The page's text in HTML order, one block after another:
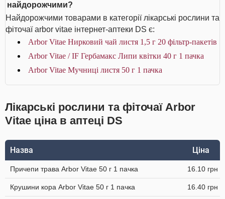
найдорожчими?
Найдорожчими товарами в категорії лікарські рослини та
фіточаї arbor vitae інтернет-аптеки DS є:
Arbor Vitae Нирковий чай листя 1,5 г 20 фільтр-пакетів
Arbor Vitae / IF Гербамакс Липи квітки 40 г 1 пачка
Arbor Vitae Мучниці листя 50 г 1 пачка
Лікарські рослини та фіточаї Arbor
Vitae ціна в аптеці DS
Назва Ціна
Причепи трава Arbor Vitae 50 г 1 пачка 16.10 грн
Крушини кора Arbor Vitae 50 г 1 пачка 16.40 грн